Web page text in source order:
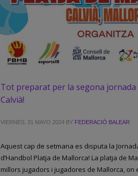
Tot preparat per la segona jornada
Calvià!
VIERNES, 31 MAYO 2024 BY FEDERACIÓ BALEAR
Aquest cap de setmana es disputa la
d’Handbol Platja de Mallorca! La platja de
millors jugadors i jugadores de Mallorca, on